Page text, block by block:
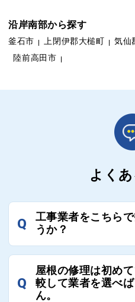
沿岸南部から探す
釜石市 上閉伊郡大槌町 気仙
陸前高田市
よく
Q
工事業者をこちら
うか？
お客様のご要望をお聞き
最大3社まで選定し、ご
そのため、お客様に比
Q
屋根の修理は初め
較して業者を選べ
ん。